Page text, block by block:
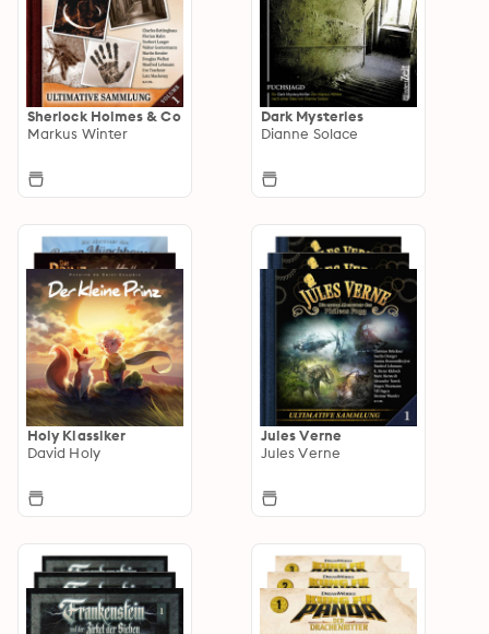
Sherlock Holmes & Co
Markus Winter
Dark Mysteries
Dianne Solace
Holy Klassiker
David Holy
Jules Verne
Jules Verne